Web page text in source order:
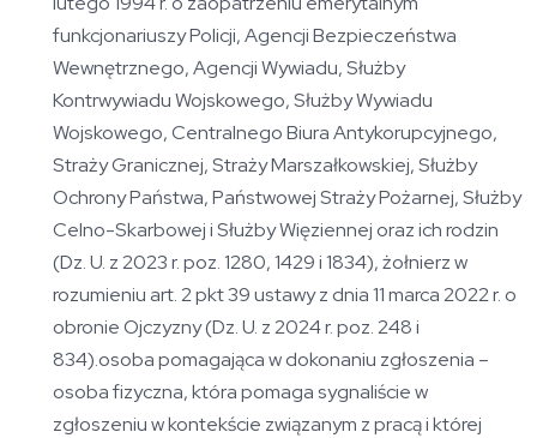
funkcjonariuszy Policji, Agencji Bezpieczeństwa
Wewnętrznego, Agencji Wywiadu, Służby
Kontrwywiadu Wojskowego, Służby Wywiadu
Wojskowego, Centralnego Biura Antykorupcyjnego,
Straży Granicznej, Straży Marszałkowskiej, Służby
Ochrony Państwa, Państwowej Straży Pożarnej, Służby
Celno-Skarbowej i Służby Więziennej oraz ich rodzin
(Dz. U. z 2023 r. poz. 1280, 1429 i 1834), żołnierz w
rozumieniu art. 2 pkt 39 ustawy z dnia 11 marca 2022 r. o
obronie Ojczyzny (Dz. U. z 2024 r. poz. 248 i
834).osoba pomagająca w dokonaniu zgłoszenia –
osoba fizyczna, która pomaga sygnaliście w
zgłoszeniu w kontekście związanym z pracą i której